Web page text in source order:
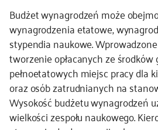
Budżet wynagrodzeń może
wynagrodzenia etatowe,
stypendia naukowe.
tworzenie opłacanych ze
pełnoetatowych miejsc pracy dla
oraz osób zatrudnianych na
Wysokość budżetu wynagrodzeń
wielkości zespołu naukowego.